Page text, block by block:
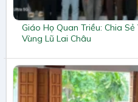
Giáo Họ Quan Triều: Chia
Vùng Lũ Lai Châu